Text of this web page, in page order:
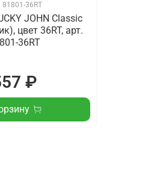
81801-36RT
JOHN Classic
цвет 36RT, арт.
36RT
₽